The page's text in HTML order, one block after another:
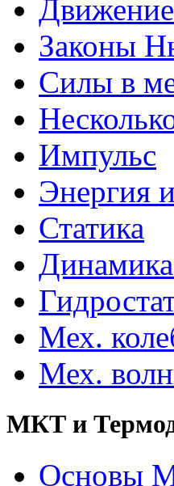
Законы
Силы в
Импульс
Энергия
Статика
Мех.
Мех.
МКТ и
Основы